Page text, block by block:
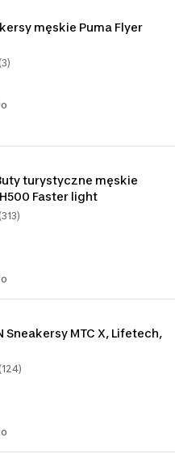
męskie Puma Flyer
(3)
turystyczne męskie
Faster light
(313)
Sneakersy MTC X, Lifetech,
(124)